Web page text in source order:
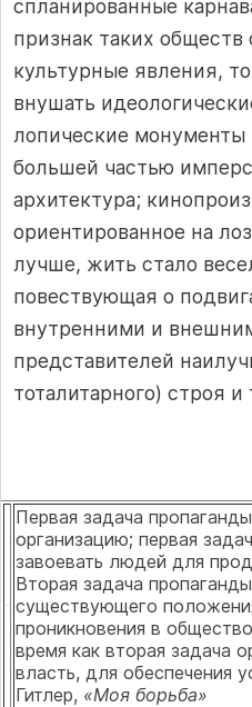
спланирован­ные
признак таких обществ
культурные явления,
внушать
лопические монументы
большей частью
архитектура;
ориентированное на
лучше, жить стало
повествующая о
внутренними и
представителей
тоталитарного) строя и
Первая задача
организацию; первая
завоевать людей для
Вторая задача
существующего
проникновения в
время как вторая задача
власть, для обеспече­ния
Гитлер, «Моя борьба»